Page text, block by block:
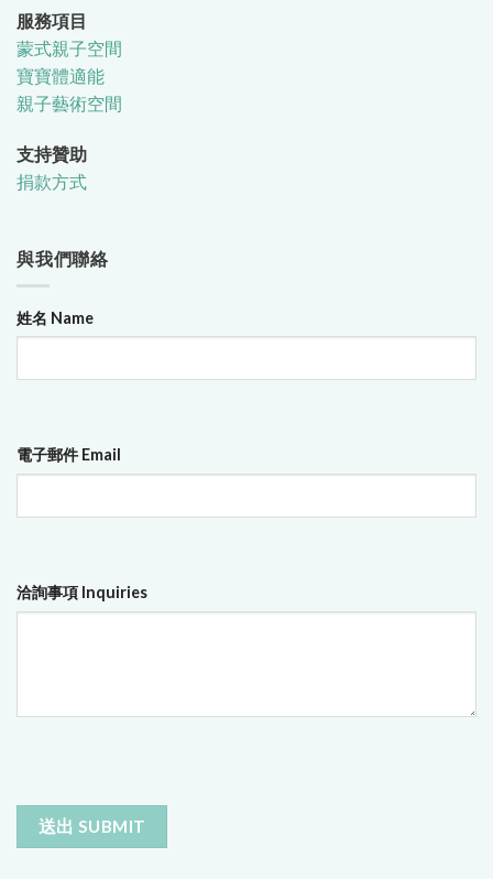
服務項目
蒙式親子空間
寶寶體適能
親子藝術空間
支持贊助
捐款方式
與我們聯絡
姓名 Name
電子郵件 Email
洽詢事項 Inquiries